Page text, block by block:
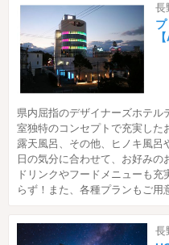
長
県内屈指のデザイナーズホテル
室独特のコンセプトで充実した
露天風呂、その他、ヒノキ風
日の気分に合わせて、お好みの
ドリンクやフードメニューも
らず！また、各種プランもご用
長